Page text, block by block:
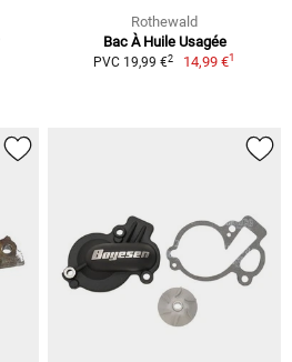
Rothewald
Bac À Huile Usagée
PVC 19,99 €2 14,99 €1